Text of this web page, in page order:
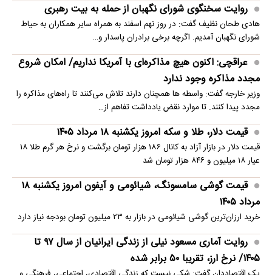
روایت سخنگوی شورای نگهبان از حمله به بیت رهبری
هادی طحان نظیف گفت: در روز نهم اسفند به همراه سایر همکاران به حیاط
شورای نگهبان آمدیم. اگرچه برخی برادران پاسدار و…
عراقچی: اکنون هیچ مذاکره‌ای با آمریکا نداریم/ امکان شروع
مجدد مذاکره وجود ندارد
وزیر خارجه گفت: واسطه ها همچنان دارند تلاش می‌کنند تا راه‌های مذاکره را
مجدد پیدا کنند. تا موارد نقض یادداشت تفاهم از…
قیمت دلار، طلا و سکه امروز یکشنبه ۱۸ مرداد ۱۴۰۵
قیمت دلار در بازار آزاد به کانال ۱۸۶ هزار تومان برگشت و نرخ هر گرم طلا ۱۸
عیار ۱۸ میلیون و ۸۴۶ هزار تومان شد
قیمت گوشی سامسونگ، شیائومی و آیفون امروز یکشنبه ۱۸
مرداد ۱۴۰۵
خرید ارزان‌ترین گوشی شیائومی در بازار به ۲۳ میلیون تومان بودجه نیاز دارد
روایت آماری مسعود نیلی از زندگی ایرانیان از سال ۹۷ تا
۱۴۰۵/ نرخ ارز، تقریبا ۵۰ برابر شده